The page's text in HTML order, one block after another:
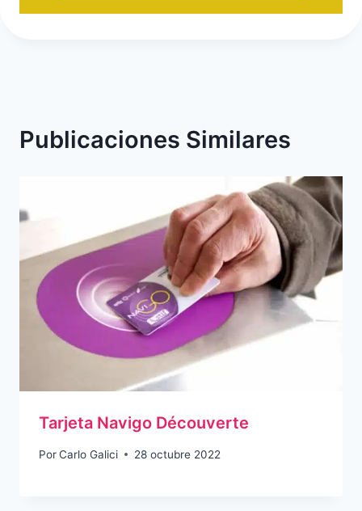
Publicaciones Similares
Tarjeta Navigo Découverte
PorCarlo Galici 28 octubre 2022